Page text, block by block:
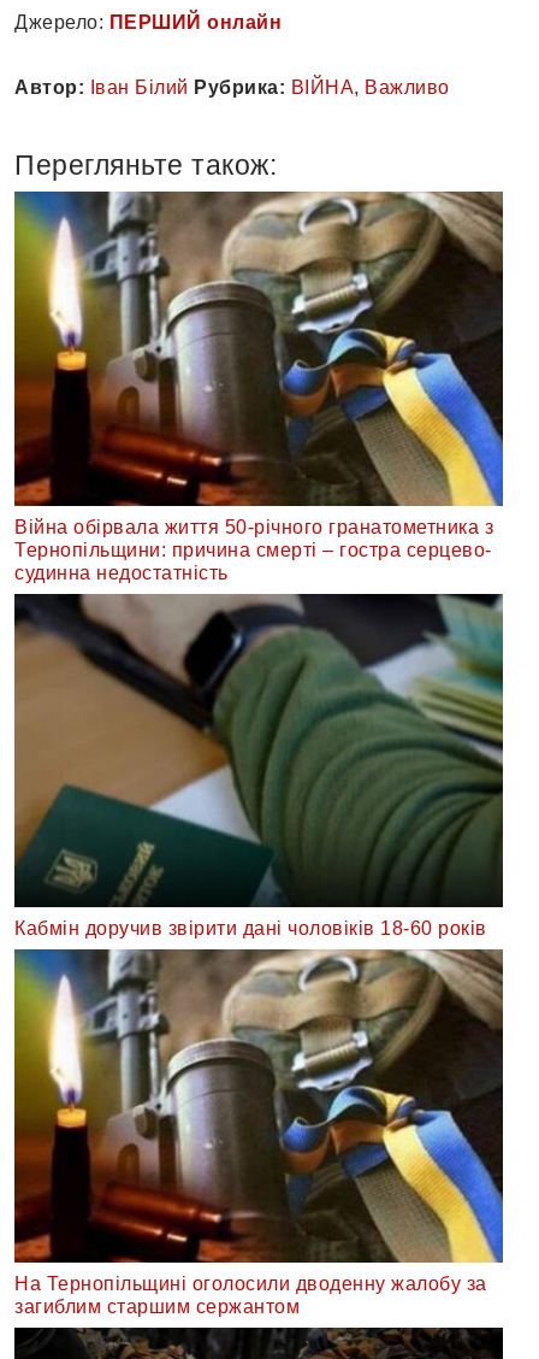
Джерело: ПЕРШИЙ онлайн
Автор: Іван Білий Рубрика: ВІЙНА, Важливо
Перегляньте також:
Війна обірвала життя 50-річного гранатометника з
Тернопільщини: причина смерті – гостра серцево-
судинна недостатність
Кабмін доручив звірити дані чоловіків 18-60 років
На Тернопільщині оголосили дводенну жалобу за
загиблим старшим сержантом